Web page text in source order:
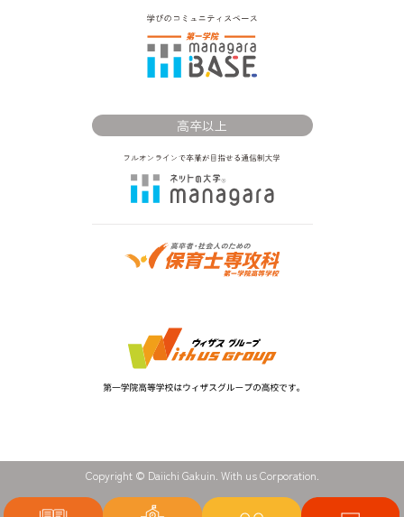
高卒以上
Copyright © Daiichi Gakuin. With us Corporation.